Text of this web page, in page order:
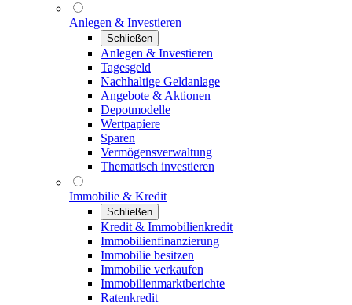
Anlegen & Investieren
Schließen
Anlegen & Investieren
Tagesgeld
Nachhaltige Geldanlage
Angebote & Aktionen
Depotmodelle
Wertpapiere
Sparen
Vermögensverwaltung
Thematisch investieren
Immobilie & Kredit
Schließen
Kredit & Immobilienkredit
Immobilienfinanzierung
Immobilie besitzen
Immobilie verkaufen
Immobilienmarktberichte
Ratenkredit